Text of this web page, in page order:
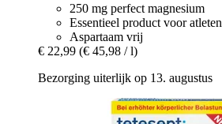
250 mg perfect magnesium
Essentieel product voor atleten
Aspartaam vrij
€ 22,99 (€ 45,98 / l)
Bezorging uiterlijk op 13. augustus